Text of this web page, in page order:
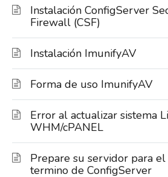
Instalación ConfigServer
Firewall (CSF)
Instalación ImunifyAV
Forma de uso ImunifyAV
Error al actualizar sistema
WHM/cPANEL
Prepare su servidor para el
termino de ConfigServer